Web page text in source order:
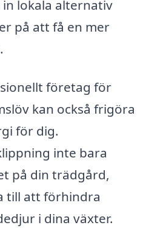
lokala alternativ
på att få en mer
företag för
kan också frigöra
för dig.
inte bara
på din trädgård,
till att förhindra
i dina växter.